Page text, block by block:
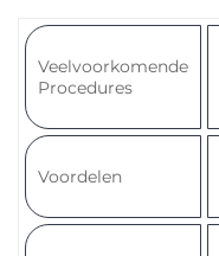
Veelvoorkomende
Procedures
Voordelen